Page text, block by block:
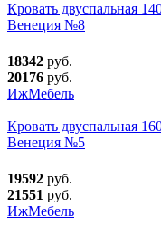
Кровать двуспальная
Венеция №8
18342 руб.
20176 руб.
ИжМебель
Кровать двуспальная
Венеция №5
19592 руб.
21551 руб.
ИжМебель